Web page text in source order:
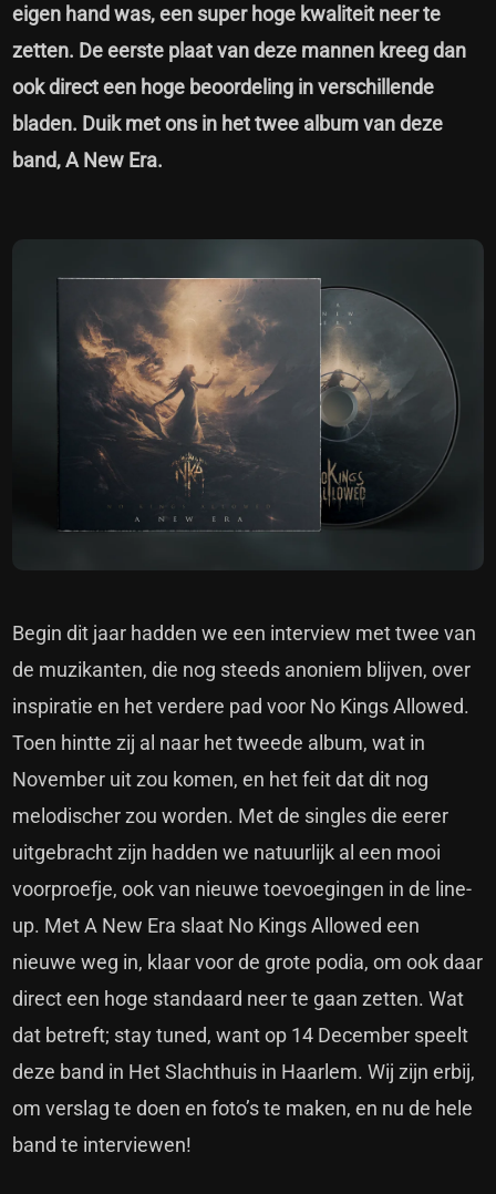
eigen hand was, een super hoge kwaliteit neer te
zetten. De eerste plaat van deze mannen kreeg dan
ook direct een hoge beoordeling in verschillende
bladen. Duik met ons in het twee album van deze
band, A New Era.
Begin dit jaar hadden we een interview met twee van
de muzikanten, die nog steeds anoniem blijven, over
inspiratie en het verdere pad voor No Kings Allowed.
Toen hintte zij al naar het tweede album, wat in
November uit zou komen, en het feit dat dit nog
melodischer zou worden. Met de singles die eerer
uitgebracht zijn hadden we natuurlijk al een mooi
voorproefje, ook van nieuwe toevoegingen in de line-
up. Met A New Era slaat No Kings Allowed een
nieuwe weg in, klaar voor de grote podia, om ook daar
direct een hoge standaard neer te gaan zetten. Wat
dat betreft; stay tuned, want op 14 December speelt
deze band in Het Slachthuis in Haarlem. Wij zijn erbij,
om verslag te doen en foto’s te maken, en nu de hele
band te interviewen!